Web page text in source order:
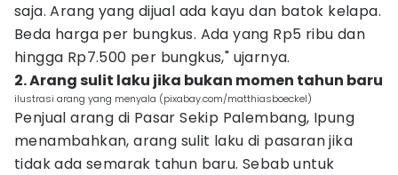
saja. Arang yang dijual ada kayu dan batok kelapa.
Beda harga per bungkus. Ada yang Rp5 ribu dan
hingga Rp7.500 per bungkus," ujarnya.
2. Arang sulit laku jika bukan momen tahun baru
ilustrasi arang yang menyala (pixabay.com/matthiasboeckel)
Penjual arang di Pasar Sekip Palembang, Ipung
menambahkan, arang sulit laku di pasaran jika
tidak ada semarak tahun baru. Sebab untuk